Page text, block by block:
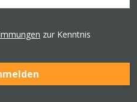
zur Kenntnis